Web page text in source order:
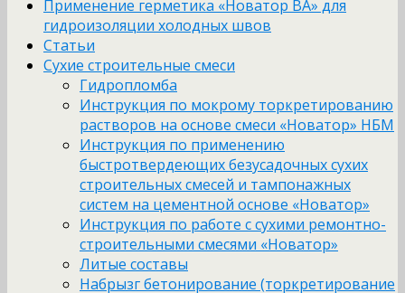
Применение герметика «Новатор ВА» для
гидроизоляции холодных швов
Статьи
Сухие строительные смеси
Гидропломба
Инструкция по мокрому торкретированию
растворов на основе смеси «Новатор» НБМ
Инструкция по применению
быстротвердеющих безусадочных сухих
строительных смесей и тампонажных
систем на цементной основе «Новатор»
Инструкция по работе с сухими ремонтно-
строительными смесями «Новатор»
Литые составы
Набрызг бетонирование (торкретирование